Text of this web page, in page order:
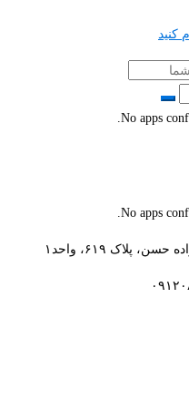
کنید
No apps
No apps
۶۱۹، واحد۱​